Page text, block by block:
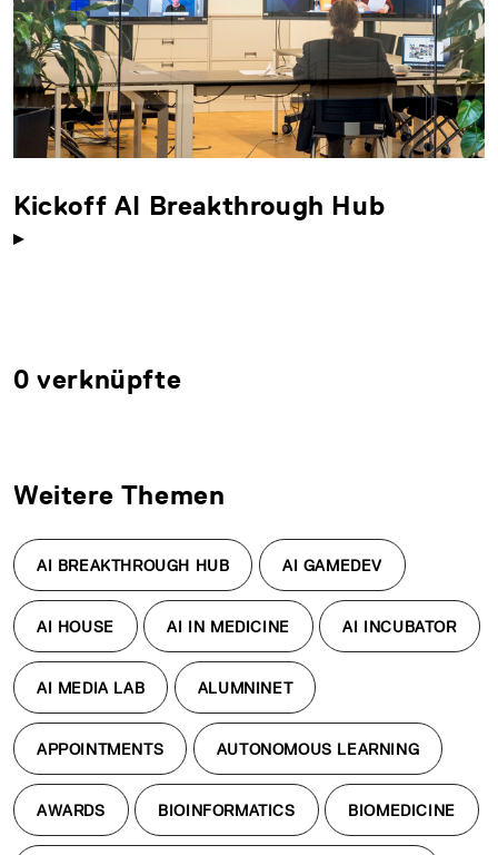
Kickoff AI Breakthrough Hub
0 verknüpfte
Weitere Themen
AI BREAKTHROUGH HUB AI GAMEDEV
AI HOUSE AI IN MEDICINE AI INCUBATOR
AI MEDIA LAB ALUMNINET
APPOINTMENTS AUTONOMOUS LEARNING
AWARDS BIOINFORMATICS BIOMEDICINE